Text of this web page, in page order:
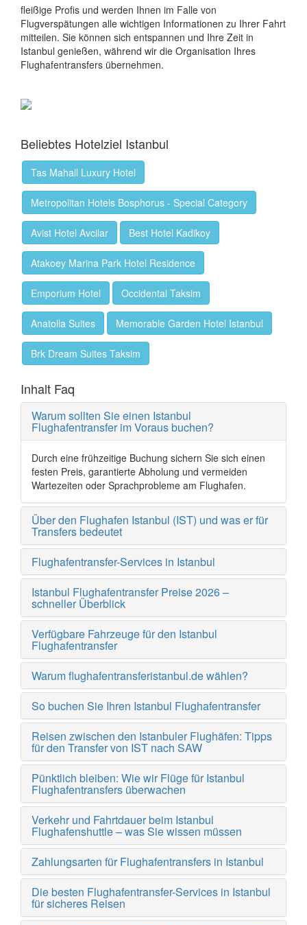
fleißige Profis und werden Ihnen im Falle von
Flugverspätungen alle wichtigen Informationen zu Ihrer Fahrt
mitteilen. Sie können sich entspannen und Ihre Zeit in
Istanbul genießen, während wir die Organisation Ihres
Flughafentransfers übernehmen.
Beliebtes Hotelziel Istanbul
Tas Mahall Luxury Hotel
Metropolitan Hotels Bosphorus - Special Category
Avist Hotel Avcilar Best Hotel Kadikoy
Atakoey Marina Park Hotel Residence
Emporium Hotel Occidental Taksim
Anatolla Suites Memorable Garden Hotel Istanbul
Brk Dream Suites Taksim
Inhalt Faq
Warum sollten Sie einen Istanbul
Flughafentransfer im Voraus buchen?
Durch eine frühzeitige Buchung sichern Sie sich einen
festen Preis, garantierte Abholung und vermeiden
Wartezeiten oder Sprachprobleme am Flughafen.
Über den Flughafen Istanbul (IST) und was er für
Transfers bedeutet
Flughafentransfer-Services in Istanbul
Istanbul Flughafentransfer Preise 2026 –
schneller Überblick
Verfügbare Fahrzeuge für den Istanbul
Flughafentransfer
Warum flughafentransferistanbul.de wählen?
So buchen Sie Ihren Istanbul Flughafentransfer
Reisen zwischen den Istanbuler Flughäfen: Tipps
für den Transfer von IST nach SAW
Pünktlich bleiben: Wie wir Flüge für Istanbul
Flughafentransfers überwachen
Verkehr und Fahrtdauer beim Istanbul
Flughafenshuttle – was Sie wissen müssen
Zahlungsarten für Flughafentransfers in Istanbul
Die besten Flughafentransfer-Services in Istanbul
für sicheres Reisen